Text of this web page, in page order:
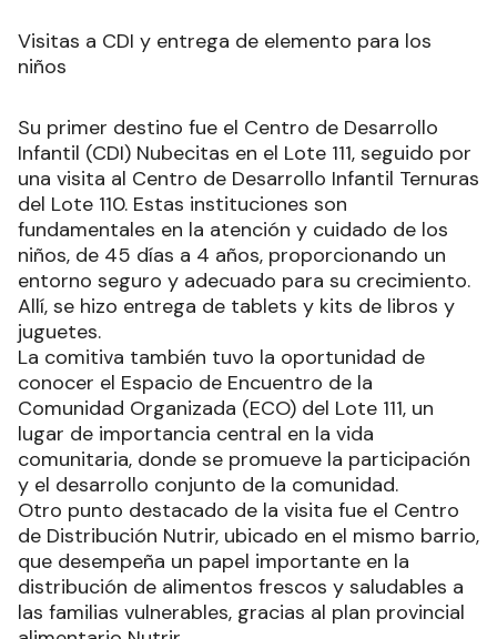
Visitas a CDI y entrega de elemento para los
niños
Su primer destino fue el Centro de Desarrollo
Infantil (CDI) Nubecitas en el Lote 111, seguido por
una visita al Centro de Desarrollo Infantil Ternuras
del Lote 110. Estas instituciones son
fundamentales en la atención y cuidado de los
niños, de 45 días a 4 años, proporcionando un
entorno seguro y adecuado para su crecimiento.
Allí, se hizo entrega de tablets y kits de libros y
juguetes.
La comitiva también tuvo la oportunidad de
conocer el Espacio de Encuentro de la
Comunidad Organizada (ECO) del Lote 111, un
lugar de importancia central en la vida
comunitaria, donde se promueve la participación
y el desarrollo conjunto de la comunidad.
Otro punto destacado de la visita fue el Centro
de Distribución Nutrir, ubicado en el mismo barrio,
que desempeña un papel importante en la
distribución de alimentos frescos y saludables a
las familias vulnerables, gracias al plan provincial